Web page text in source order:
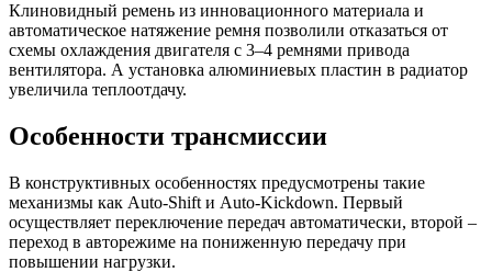
Клиновидный ремень из инновационного материала и
автоматическое натяжение ремня позволили отказаться от
схемы охлаждения двигателя с 3–4 ремнями привода
вентилятора. А установка алюминиевых пластин в радиатор
увеличила теплоотдачу.
Особенности трансмиссии
В конструктивных особенностях предусмотрены такие
механизмы как Auto-Shift и Auto-Kickdown. Первый
осуществляет переключение передач автоматически, второй –
переход в авторежиме на пониженную передачу при
повышении нагрузки.